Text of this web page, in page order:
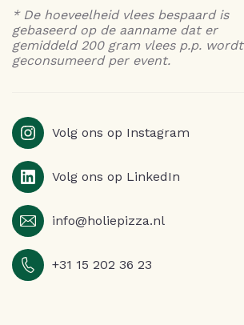
* De hoeveelheid vlees bespaard is
gebaseerd op de aanname dat er
gemiddeld 200 gram vlees p.p. wordt
geconsumeerd per event.
Volg ons op Instagram
Volg ons op LinkedIn
info@holiepizza.nl
+31 15 202 36 23